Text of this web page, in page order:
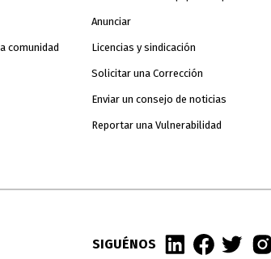
comunidad
Anunciar
Licencias y sindicación
Solicitar una Corrección
Enviar un consejo de noticias
Reportar una Vulnerabilidad
SIGUÉNOS